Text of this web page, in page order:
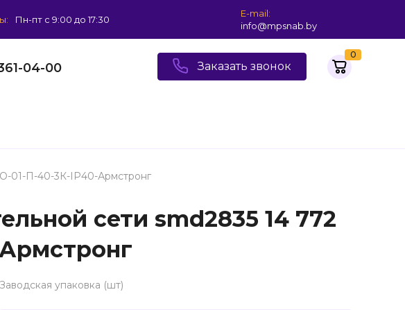
Пн-пт с 9:00 до 17:30
E-mail:
info@mpsnab.by
04-00 Заказать звонок
0
01-П-40-3К-IP40-Армстронг
сети smd2835 14 772
Заводская упаковка (шт)